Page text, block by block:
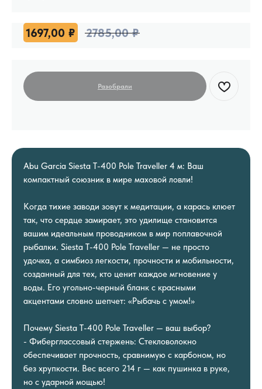
1697,00 ₽ 2785,00 ₽
Abu Garcia Siesta T-400 Pole Traveller 4 м: Ваш
компактный союзник в мире маховой ловли!
Когда тихие заводи зовут к медитации, а карась клюет
так, что сердце замирает, это удилище становится
вашим идеальным проводником в мир поплавочной
рыбалки. Siesta T-400 Pole Traveller — не просто
удочка, а симбиоз легкости, прочности и мобильности,
созданный для тех, кто ценит каждое мгновение у
воды. Его угольно-черный бланк с красными
акцентами словно шепчет: «Рыбачь с умом!»
Почему Siesta T-400 Pole Traveller — ваш выбор?
- Фиберглассовый стержень: Стекловолокно
обеспечивает прочность, сравнимую с карбоном, но
без хрупкости. Вес всего 214 г — как пушинка в руке,
но с ударной мощью!